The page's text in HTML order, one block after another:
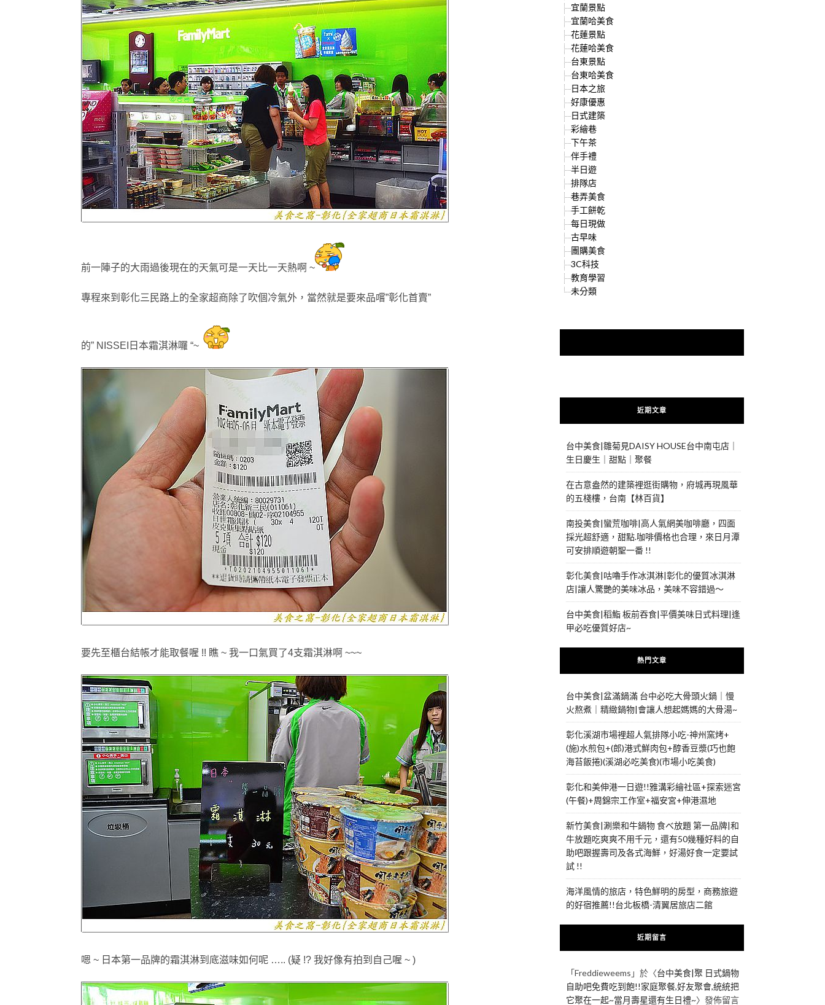
前一陣子的大雨過後現在的天氣可是一天比一天熱啊 ~
專程來到彰化三民路上的全家超商除了 吹個冷氣外 ，當然就是要來品嚐”彰化首賣”
的” NISSEI日本霜淇淋囉 “~
要先至櫃台結帳才能取餐喔 !! 瞧 ~ 我一口氣買了4支霜淇淋啊 ~~~
嗯 ~ 日本第一品牌的霜淇淋到底滋味如何呢 ….. (疑 !? 我好像有拍到自己喔 ~ )
宜蘭景點
宜蘭哈美食
花蓮景點
花蓮哈美食
台東景點
台東哈美食
日本之旅
好康優惠
日式建築
彩繪巷
下午茶
伴手禮
半日遊
排隊店
巷弄美食
手工餅乾
每日現做
古早味
團購美食
3C科技
教育學習
未分類
近期文章
台中美食|雛菊見DAISY HOUSE台中南屯店｜
生日慶生｜甜點｜聚餐
在古意盎然的建築裡逛街購物，府城再現風華
的五棧樓，台南【林百貨】
南投美食|蠻荒咖啡|高人氣網美咖啡廳，四面
採光超舒適，甜點.咖啡價格也合理，來日月潭
可安排順遊朝聖一番 !!
彰化美食|咕嚕手作冰淇淋|彰化的優質冰淇淋
店|讓人驚艷的美味冰品，美味不容錯過～
台中美食|稻鮨 板前吞食|平價美味日式料理|逢
甲必吃優質好店~
熱門文章
台中美食|盆滿鍋滿 台中必吃大骨頭火鍋｜慢
火熬煮｜精緻鍋物|會讓人想起媽媽的大骨湯~
彰化溪湖市場裡超人氣排隊小吃-神州窯烤+
(施)水煎包+(郎)港式鮮肉包+醇香豆漿(巧也飽
海苔飯捲)(溪湖必吃美食)(市場小吃美食)
彰化和美伸港一日遊!!雅溝彩繪社區+探索迷宮
(午餐)+周錦宗工作室+福安宮+伸港濕地
新竹美食|涮樂和牛鍋物 食べ放題 第一品牌|和
牛放題吃爽爽不用千元，還有50幾種好料的自
助吧跟握壽司及各式海鮮，好湯好食一定要試
試 !!
海洋風情的旅店，特色鮮明的房型，商務旅遊
的好宿推薦!!台北板橋-清翼居旅店二館
近期留言
「Freddieweems 」於〈台中美食|聚 日式鍋物
自助吧免費吃到飽!!家庭聚餐,好友聚會,統統把
它聚在一起~當月壽星還有生日禮~〉發佈留言